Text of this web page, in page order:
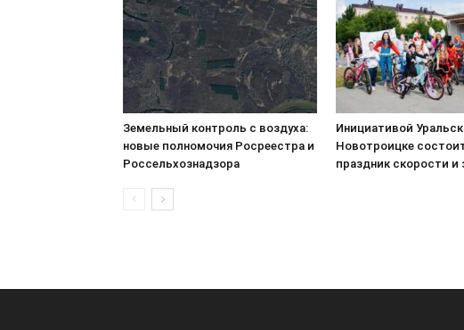
Земельный контроль с воздуха:
новые полномочия Росреестра и
Россельхознадзора
Инициативой
Новотроицке
праздник скорости и